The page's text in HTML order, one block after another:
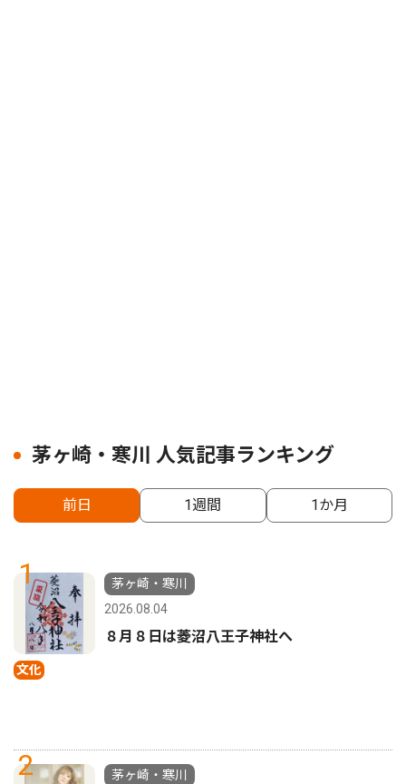
茅ヶ崎・寒川 人気記事ランキング
前日 1週間 1か月
1
文化
茅ヶ崎・寒川
2026.08.04
８月８日は菱沼八王子神社へ
2
茅ヶ崎・寒川